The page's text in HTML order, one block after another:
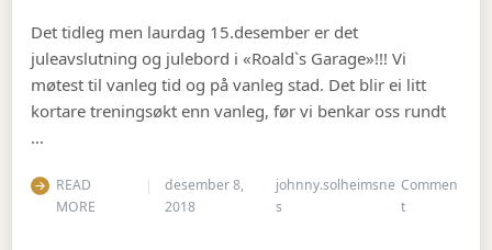
Det tidleg men laurdag 15.desember er det
juleavslutning og julebord i «Roald`s Garage»!!! Vi
møtest til vanleg tid og på vanleg stad. Det blir ei litt
kortare treningsøkt enn vanleg, før vi benkar oss rundt
…
READ
MORE
desember 8,
2018
johnny.solheimsne
s
Commen
ton Julebordet